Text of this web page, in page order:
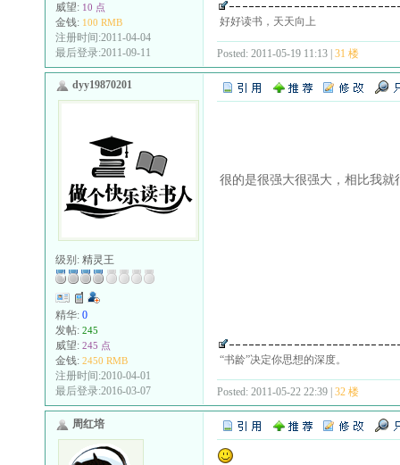
威望: 10 点
金钱: 100 RMB
注册时间:2011-04-04
最后登录:2011-09-11
好好读书，天天向上
Posted: 2011-05-19 11:13 | 31 楼
dyy19870201
级别: 精灵王
精华: 0
发帖: 245
威望: 245 点
金钱: 2450 RMB
注册时间:2010-04-01
最后登录:2016-03-07
很的是很强大很强大，相比我
“书龄”决定你思想的深度。
Posted: 2011-05-22 22:39 | 32 楼
周红培